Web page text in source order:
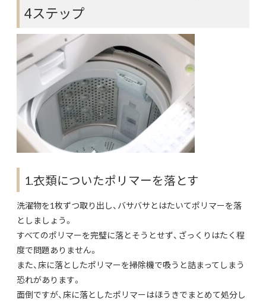
4ステップ
1.衣類についたポリマーを落とす
洗濯物を1枚ずつ取り出し、バサバサとはたいてポリマーを落
としましょう。
すべてのポリマーを完璧に落とそうとせず、ざっくりはたく程
度で問題ありません。
また、床に落としたポリマーを掃除機で吸うと詰まってしまう
恐れがあります。
面倒ですが、床に落としたポリマーはほうきでまとめて処分し